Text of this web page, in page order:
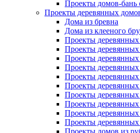
Проекты домов-бань
Проекты деревянных
Дома из бревна
Дома из клееного
Проекты
Проекты
Проекты
Проекты
Проекты
Проекты
Проекты
Проекты деревянных
Проекты
Проекты
Проекты домов из